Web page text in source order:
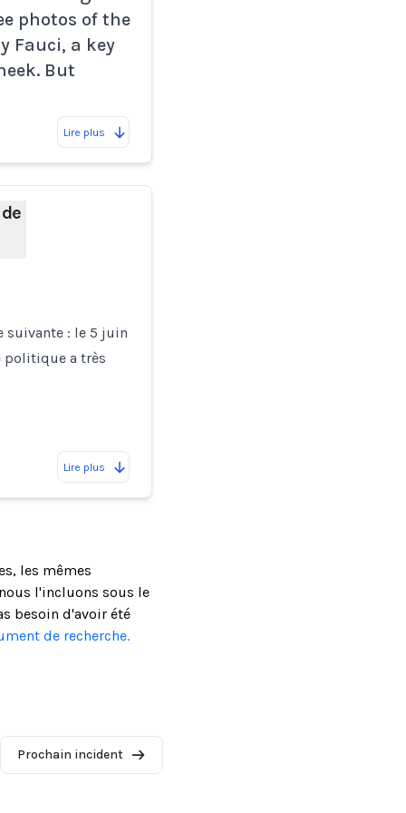
photos of the
Fauci, a key
But
Lire plus
suivante : le 5 juin
politique a très
Lire plus
les mêmes
l'incluons sous le
besoin d'avoir été
de recherche.
Prochain incident